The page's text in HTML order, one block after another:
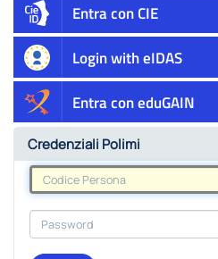
Entra con CIE
Login with eIDAS
Entra con eduGAIN
Credenziali Polimi